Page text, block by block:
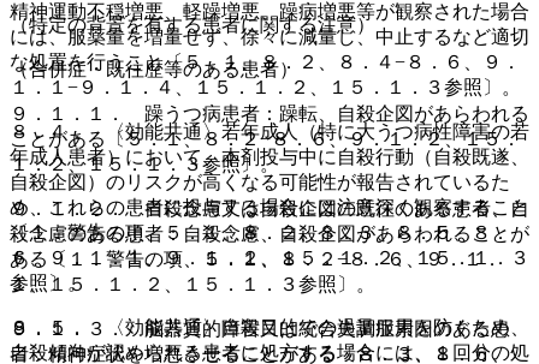
（特定の背景を有する患者に関する注意）
（合併症・既往歴等のある患者）
９．１．１． 躁うつ病患者：躁転、自殺企図があらわれる
ことがある〔５．１、８．２−８．６、９．１．２、１５．
１．２、１５．１．３参照〕。
９．１．２． 自殺念慮又は自殺企図の既往のある患者、自
殺念慮のある患者：自殺念慮、自殺企図があらわれることが
ある〔１．警告の項、５．１、８．２−８．６、９．１．
１、１５．１．２、１５．１．３参照〕。
９．１．３． 脳器質的障害又は統合失調症素因のある患
者：精神症状を増悪させることがある〔８．３、８．６、
精神運動不穏増悪、軽躁増悪、躁病増悪等が観察された場合
には、服薬量を増量せず、徐々に減量し、中止するなど適切
な処置を行うこと〔５．１、８．２、８．４−８．６、９．
１．１−９．１．４、１５．１．２、１５．１．３参照〕。
８．４． 〈効能共通〉若年成人（特に大うつ病性障害の若
年成人患者）において、本剤投与中に自殺行動（自殺既遂、
自殺企図）のリスクが高くなる可能性が報告されているた
め、これらの患者に投与する場合には注意深く観察すること
〔１．警告の項、５．１、８．２、８．３、８．５、８．
６、９．１．１、９．１．２、１５．１．２、１５．１．３
参照〕。
８．５． 〈効能共通〉自殺目的での過量服用を防ぐため、
自殺傾向が認められる患者に処方する場合には、１回分の処